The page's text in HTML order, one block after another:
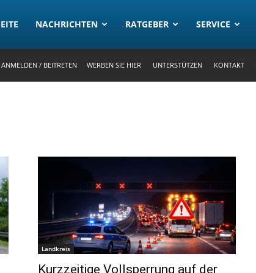
NACHRICHTEN RATGEBER SERVICE
ANMELDEN / BEITRETEN WERBEN SIE HIER UNTERSTÜTZEN KONTAKT
Landkreis
Kurzzeitige Vollsperrung auf der